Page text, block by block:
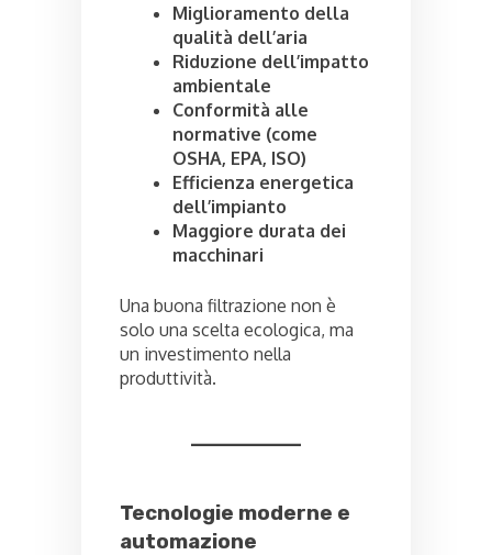
Miglioramento della
qualità dell’aria
Riduzione dell’impatto
ambientale
Conformità alle
normative (come
OSHA, EPA, ISO)
Efficienza energetica
dell’impianto
Maggiore durata dei
macchinari
Una buona filtrazione non è
solo una scelta ecologica, ma
un investimento nella
produttività.
Tecnologie moderne e
automazione